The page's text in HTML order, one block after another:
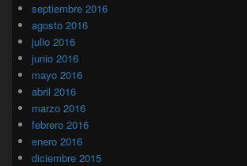
septiembre 2016
agosto 2016
julio 2016
junio 2016
mayo 2016
abril 2016
marzo 2016
febrero 2016
enero 2016
diciembre 2015